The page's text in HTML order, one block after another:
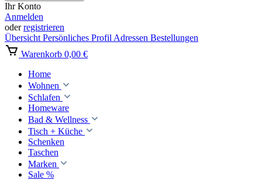
Ihr Konto
Anmelden
oderregistrieren
Übersicht Persönliches Profil Adressen Bestellungen
Warenkorb 0,00 €
Home
Wohnen
Schlafen
Homeware
Bad & Wellness
Tisch + Küche
Schenken
Taschen
Marken
Sale %